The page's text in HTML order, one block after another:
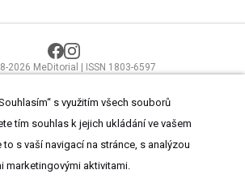
2026 MeDitorial | ISSN 1803-6597
aZásady zpracování osobních údajů
s využitím všech souborů
tím souhlas k jejich ukládání ve vašem
to s vaší navigací na stránce, s analýzou
marketingovými aktivitami.